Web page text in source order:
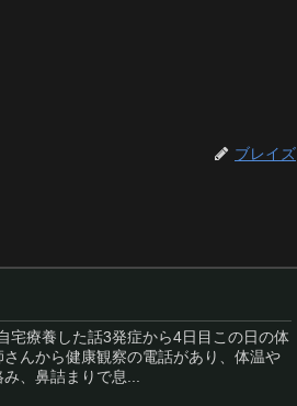
ブレイズ
療養した話3発症から4日目この日の体
んから健康観察の電話があり、体温や
、鼻詰まりで息...